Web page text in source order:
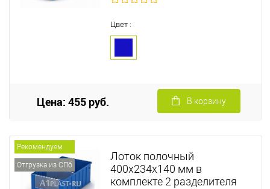
Цвет :
Цена: 455 руб. В корзину
Рекомендуем
Отгрузка из СПб
Лоток полочный
400х234х140 мм в
комплекте 2 разделителя